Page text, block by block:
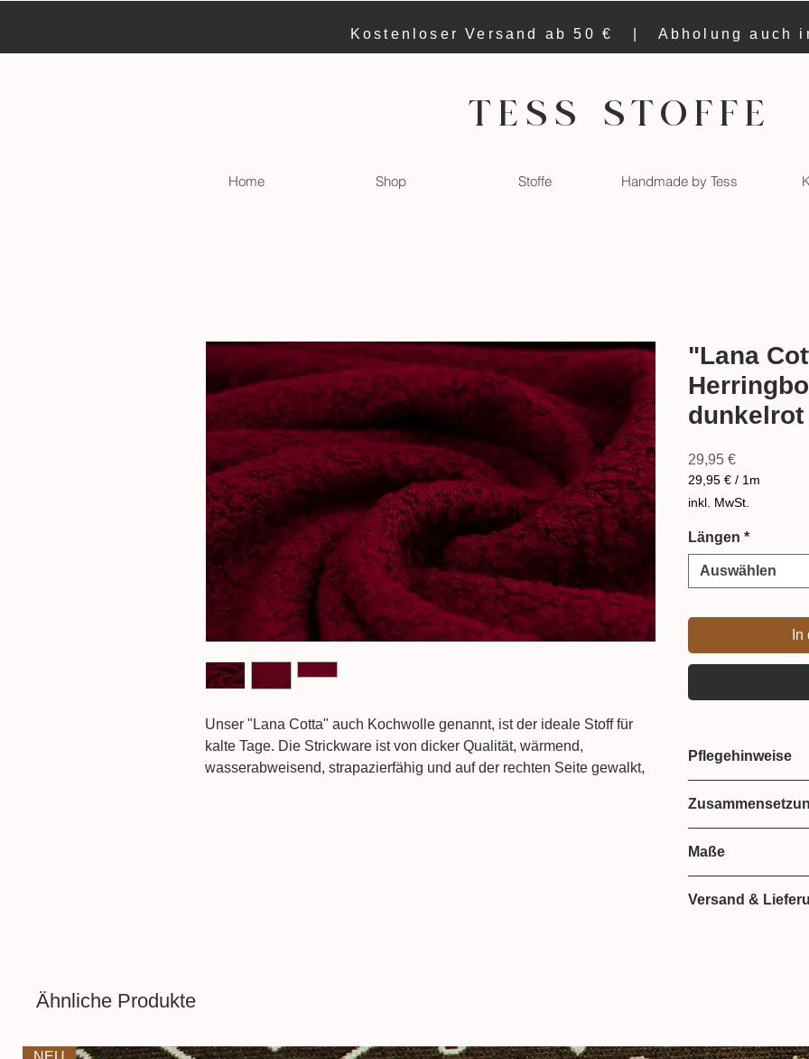
Kostenloser Versand ab 50 € | Abholung auch
TESS STOFFE
Home Shop Stoffe Handmade by Tess
Unser "Lana Cotta" auch Kochwolle genannt, ist der ideale Stoff für
kalte Tage. Die Strickware ist von dicker Qualität, wärmend,
wasserabweisend, strapazierfähig und auf der rechten Seite gewalkt,
"Lana
dunkelrot
29,95 €Preis
29,95 € / 1m
29,95 €
pro
Meter
inkl. MwSt.
Längen *
Auswählen
Pflegehinweise
45% Polyamid
Maße
Versand &
Ähnliche Produkte